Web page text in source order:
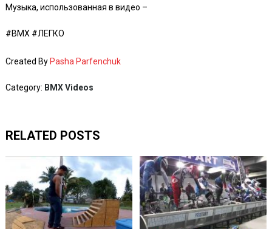
Музыка, использованная в видео –
#BMX #ЛЕГКО
Created By Pasha Parfenchuk
Category: BMX Videos
RELATED POSTS